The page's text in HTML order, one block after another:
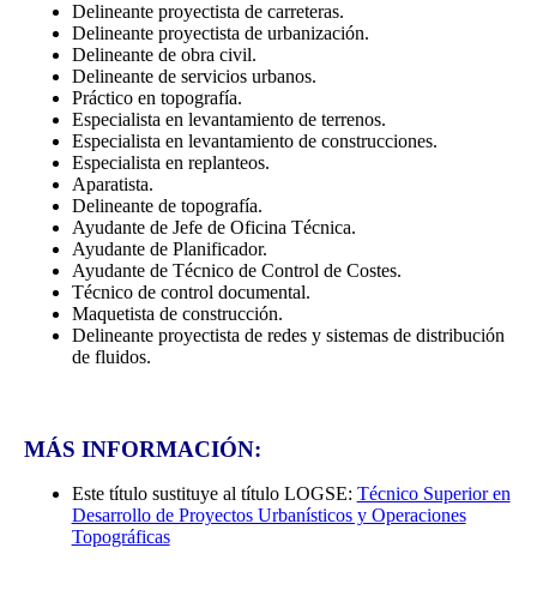
Delineante proyectista de carreteras.
Delineante proyectista de urbanización.
Delineante de obra civil.
Delineante de servicios urbanos.
Práctico en topografía.
Especialista en levantamiento de terrenos.
Especialista en levantamiento de construcciones.
Especialista en replanteos.
Aparatista.
Delineante de topografía.
Ayudante de Jefe de Oficina Técnica.
Ayudante de Planificador.
Ayudante de Técnico de Control de Costes.
Técnico de control documental.
Maquetista de construcción.
Delineante proyectista de redes y sistemas de distribución
de fluidos.
MÁS INFORMACIÓN:
Este título sustituye al título LOGSE: Técnico Superior en
Desarrollo de Proyectos Urbanísticos y Operaciones
Topográficas